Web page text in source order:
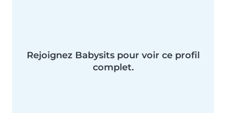
Rejoignez Babysits pour voir ce profil
complet.